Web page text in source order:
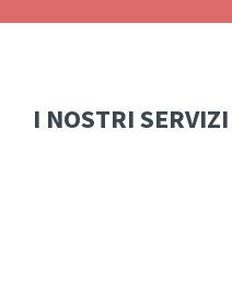
I NOSTRI SERVIZI